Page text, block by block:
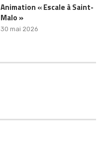
Animation « Escale à Saint-
Malo »
30 mai 2026